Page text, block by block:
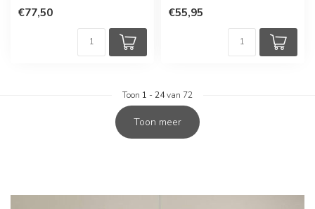
€77,50 €55,95
Toon 1 - 24van 72
Toon meer